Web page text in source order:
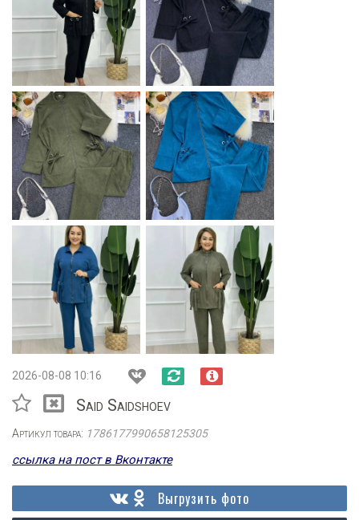
2026-08-08 10:16
Said Saidshoev
Артикул товара: 1786177990658125305
ссылка на пост в Вконтакте
Выгрузить фото